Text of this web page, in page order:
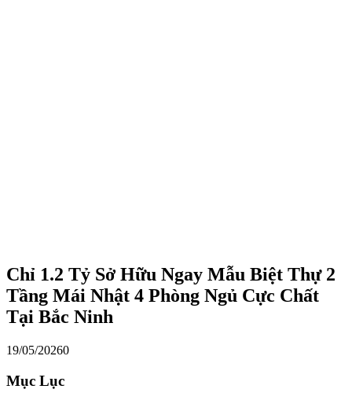
Chỉ 1.2 Tỷ Sở Hữu Ngay Mẫu Biệt Thự 2
Tầng Mái Nhật 4 Phòng Ngủ Cực Chất
Tại Bắc Ninh
19/05/20260
Mục Lục